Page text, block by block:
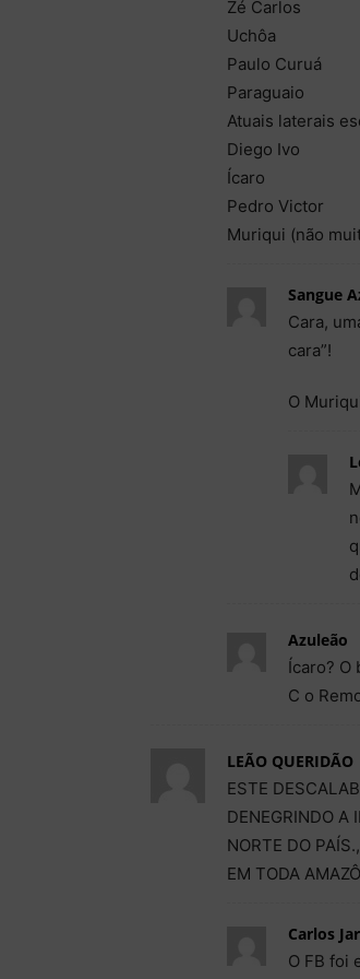
Zé Carlos
Uchôa
Paulo Curuá
Paraguaio
Atuais laterais
Diego Ivo
Ícaro
Pedro Victor
Muriqui (não
Sangue
Cara,
cara”!
O
Azuleão
Ícaro? O
C o
LEÃO QUERIDÃO
ESTE
DENEGRINDO A
NORTE DO
EM TODA
Carlos
O FB foi